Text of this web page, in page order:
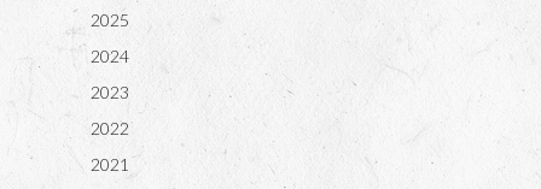
2025
2024
2023
2022
2021